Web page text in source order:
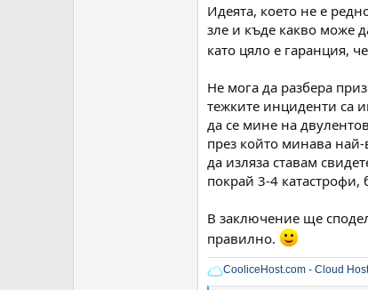
Идеята, което не е
зле и къде какво може
като цяло е гаранция,
Не мога да разбера
тежките инциденти са
да се мине на
през който минава
да изляза ставам
покрай 3-4 катастрофи,
В заключение ще
правилно.
CooliceHost.com - Cloud